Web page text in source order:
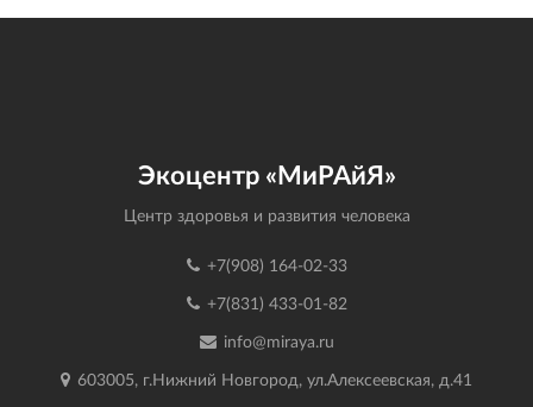
Экоцентр «МиРАйЯ»
Центр здоровья и развития человека
+7(908) 164-02-33
+7(831) 433-01-82
info@miraya.ru
603005, г.Нижний Новгород, ул.Алексеевская, д.41